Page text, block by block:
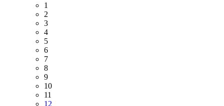
1
2
3
4
5
6
7
8
9
10
11
12